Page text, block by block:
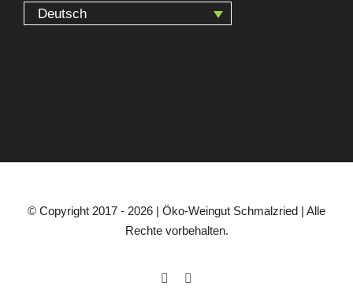
Deutsch
© Copyright 2017 - 2026 | Öko-Weingut Schmalzried | Alle
Rechte vorbehalten.
Facebook